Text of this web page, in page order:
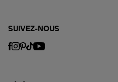
SUIVEZ-NOUS